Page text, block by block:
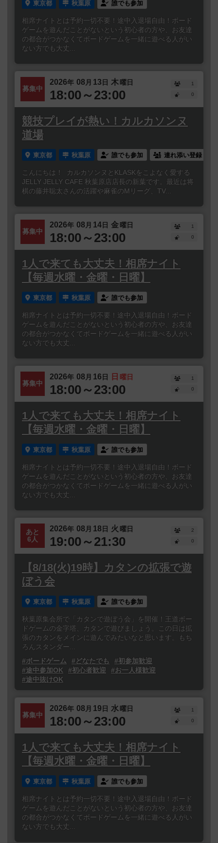
東京都 秋葉原 誰でも参加
相席ナイトとは予約一切不要！途中入退場自由！ボード
ゲームを遊んだことがないという初心者の方や、お友達
の都合がつかなくてボードゲームを一緒に遊べる人がい
ない方でも大丈...
募集中
2026年 08 月 13日 木曜日
18:00～23:00
1
0
競技プレイが熱い！カルカソンヌ
道場
東京都 秋葉原 誰でも参加 連れ添い登録
こんにちは！ カルカソンヌとKLASKをこよなく愛する
JELLY JELLY CAFE 秋葉原店店長の新葉です。最近は将
棋の藤井聡太さんの活躍や麻雀のMリーグ、TV...
募集中
2026年 08 月 14日 金曜日
18:00～23:00
1
0
1人で来ても大丈夫！相席ナイト
【毎週水曜・金曜・日曜】
東京都 秋葉原 誰でも参加
相席ナイトとは予約一切不要！途中入退場自由！ボード
ゲームを遊んだことがないという初心者の方や、お友達
の都合がつかなくてボードゲームを一緒に遊べる人がい
ない方でも大丈...
募集中
2026年 08 月 16日 日 曜日
18:00～23:00
1
0
1人で来ても大丈夫！相席ナイト
【毎週水曜・金曜・日曜】
東京都 秋葉原 誰でも参加
相席ナイトとは予約一切不要！途中入退場自由！ボード
ゲームを遊んだことがないという初心者の方や、お友達
の都合がつかなくてボードゲームを一緒に遊べる人がい
ない方でも大丈...
あと
6人
2026年 08 月 18日 火 曜日
19:00～21:30
2
0
【8/18(火)19時】カタンの拡張で遊
ぼう会
東京都 秋葉原 誰でも参加
秋葉原集会所で「カタンで遊ぼう会」を開催！王道ボー
ドゲームの金字塔、カタンで遊びましょう。この日は拡
張のカタンをメインに遊んでみたいなと思います。もち
ろんスタンダー...
#ボードゲーム
#どなたでも
#初参加歓迎
#途中参加OK
#初心者歓迎
#お一人様歓迎
#途中抜けOK
募集中
2026年 08 月 19日 水曜日
18:00～23:00
1
0
1人で来ても大丈夫！相席ナイト
【毎週水曜・金曜・日曜】
東京都 秋葉原 誰でも参加
相席ナイトとは予約一切不要！途中入退場自由！ボード
ゲームを遊んだことがないという初心者の方や、お友達
の都合がつかなくてボードゲームを一緒に遊べる人がい
ない方でも大丈...